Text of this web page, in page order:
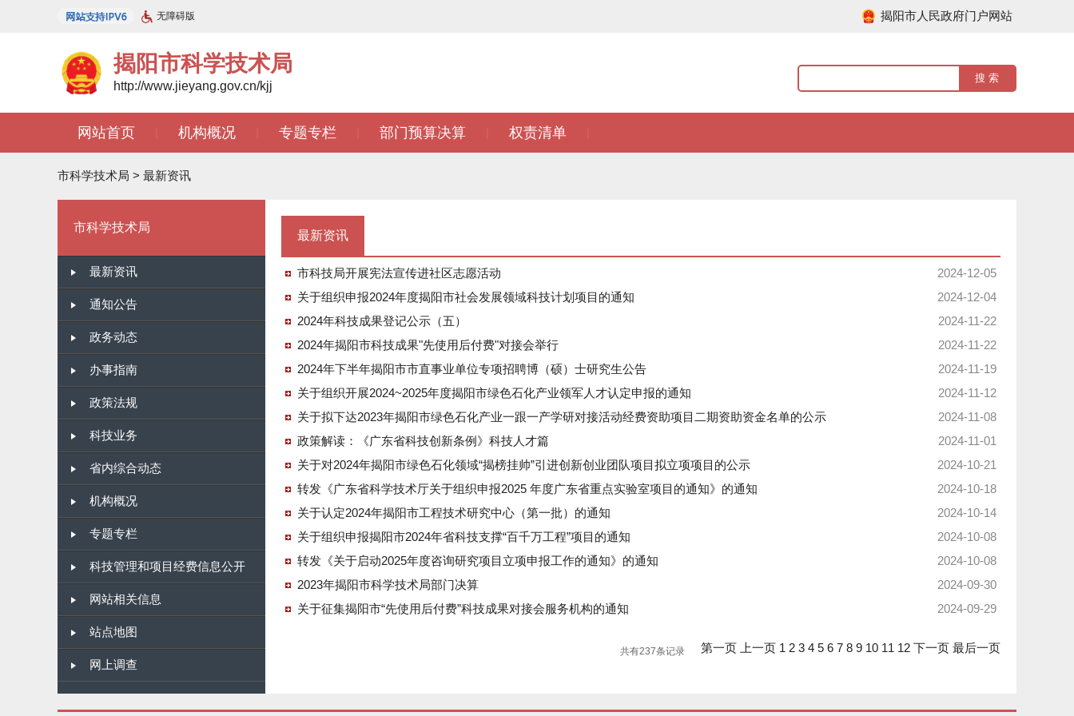
无障碍版 揭阳市人民政府门户网站
揭阳市科学技术局
http://www.jieyang.gov.cn/kjj
网站首页 机构概况 专题专栏 部门预算决算 权责清单
市科学技术局 > 最新资讯
市科学技术局
最新资讯
通知公告
政务动态
办事指南
政策法规
科技业务
省内综合动态
机构概况
专题专栏
科技管理和项目经费信息公开
网站相关信息
站点地图
网上调查
最新资讯
2024-12-05
市科技局开展宪法宣传进社区志愿活动
2024-12-04
关于组织申报2024年度揭阳市社会发展领域科技计划项目的通知
2024-11-22
2024年科技成果登记公示（五）
2024-11-22
2024年揭阳市科技成果"先使用后付费"对接会举行
2024-11-19
2024年下半年揭阳市市直事业单位专项招聘博（硕）士研究生公告
2024-11-12
关于组织开展2024~2025年度揭阳市绿色石化产业领军人才认定申报的通知
2024-11-08
关于拟下达2023年揭阳市绿色石化产业一跟一产学研对接活动经费资助项目二期资助资金名单的公示
2024-11-01
政策解读：《广东省科技创新条例》科技人才篇
2024-10-21
关于对2024年揭阳市绿色石化领域“揭榜挂帅”引进创新创业团队项目拟立项项目的公示
2024-10-18
转发《广东省科学技术厅关于组织申报2025 年度广东省重点实验室项目的通知》的通知
2024-10-14
关于认定2024年揭阳市工程技术研究中心（第一批）的通知
2024-10-08
关于组织申报揭阳市2024年省科技支撑“百千万工程”项目的通知
2024-10-08
转发《关于启动2025年度咨询研究项目立项申报工作的通知》的通知
2024-09-30
2023年揭阳市科学技术局部门决算
2024-09-29
关于征集揭阳市“先使用后付费”科技成果对接会服务机构的通知
第一页 上一页 1 2 3 4 5 6 7 8 9 10 11 12 下一页 最后一页
共有237条记录